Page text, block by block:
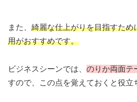
また、 綺麗な仕上がりを目指すため
用がおすすめです。
ビジネスシーンでは、 のりか両面テ
すので、この点を覚えておくと役立